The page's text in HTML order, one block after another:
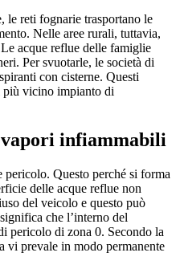
le reti fognarie trasportano le
Nelle aree rurali, tuttavia,
acque reflue delle famiglie
Per svuotarle, le società di
con cisterne. Questi
vicino impianto di
infiammabili
Questo perché si forma
delle acque reflue non
del veicolo e questo può
che l’interno del
pericolo di zona 0. Secondo la
vi prevale in modo permanente